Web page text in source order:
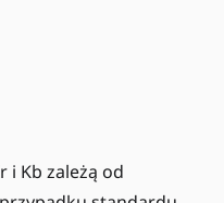
i Kb zależą od